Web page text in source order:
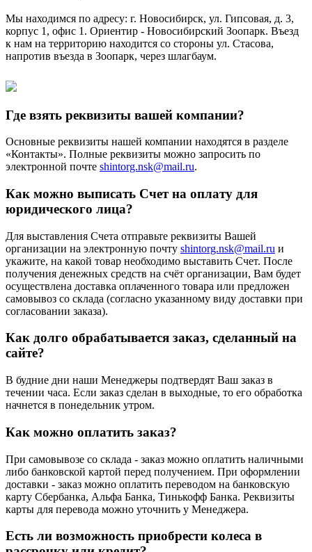
Мы находимся по адресу: г. Новосибирск, ул. Гипсовая, д. 3,
корпус 1, офис 1. Ориентир - Новосибирский Зоопарк. Въезд
к нам на территорию находится со стороны ул. Стасова,
напротив въезда в Зоопарк, через шлагбаум.
Где взять реквизиты вашей компании?
Основные реквизиты нашей компании находятся в разделе
«Контакты». Полные реквизиты можно запросить по
электронной почте shintorg.nsk@mail.ru.
Как можно выписать Счет на оплату для
юридического лица?
Для выставления Счета отправьте реквизиты Вашей
организации на электронную почту shintorg.nsk@mail.ru и
укажите, на какой товар необходимо выставить Счет. После
получения денежных средств на счёт организации, Вам будет
осуществлена доставка оплаченного товара или предложен
самовывоз со склада (согласно указанному виду доставки при
согласовании заказа).
Как долго обрабатывается заказ, сделанный на
сайте?
В будние дни наши Менеджеры подтвердят Ваш заказ в
течении часа. Если заказ сделан в выходные, то его обработка
начнется в понедельник утром.
Как можно оплатить заказ?
При самовывозе со склада - заказ можно оплатить наличными
либо банковской картой перед получением. При оформлении
доставки - заказ можно оплатить переводом на банковскую
карту Сбербанка, Альфа Банка, Тинькофф Банка. Реквизиты
карты для перевода можно уточнить у Менеджера.
Есть ли возможность приобрести колеса в